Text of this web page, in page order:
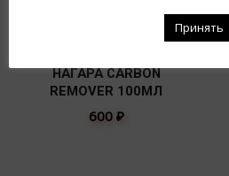
НАГАРА CARBON
REMOVER 100МЛ
600 ₽
Принять